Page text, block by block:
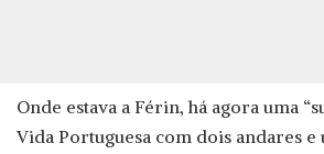
Onde estava a Férin, há agora uma
Vida Portuguesa com dois andares e